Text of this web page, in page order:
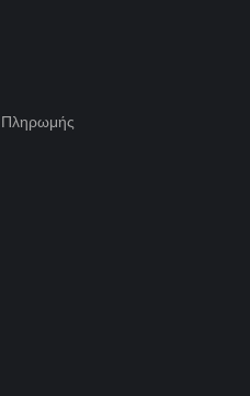
Πληρωμής